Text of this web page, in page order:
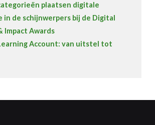
plaatsen digitale
in de schijnwerpers bij de Digital
Impact Awards
Account: van uitstel tot